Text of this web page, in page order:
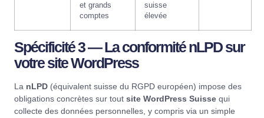
et grands
comptes
suisse
élevée
Spécificité 3 — La conformité nLPD sur
votre site WordPress
La nLPD (équivalent suisse du RGPD européen) impose des
obligations concrètes sur tout site WordPress Suisse qui
collecte des données personnelles, y compris via un simple